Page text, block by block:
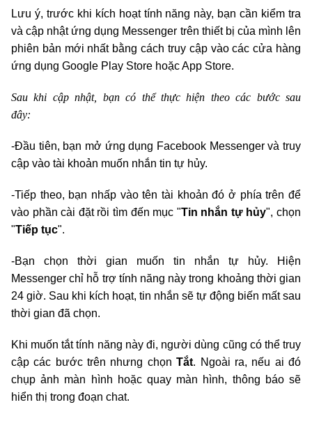
Lưu ý, trước khi kích hoạt tính năng này, bạn cần kiểm tra
và cập nhật ứng dụng Messenger trên thiết bị của mình lên
phiên bản mới nhất bằng cách truy cập vào các cửa hàng
ứng dụng Google Play Store hoặc App Store.
Sau khi cập nhật, bạn có thể thực hiện theo các bước sau
đây:
-Đầu tiên, bạn mở ứng dụng Facebook Messenger và truy
cập vào tài khoản muốn nhắn tin tự hủy.
-Tiếp theo, bạn nhấp vào tên tài khoản đó ở phía trên để
vào phần cài đặt rồi tìm đến mục "Tin nhắn tự hủy", chọn
"Tiếp tục".
-Bạn chọn thời gian muốn tin nhắn tự hủy. Hiện
Messenger chỉ hỗ trợ tính năng này trong khoảng thời gian
24 giờ. Sau khi kích hoạt, tin nhắn sẽ tự động biến mất sau
thời gian đã chọn.
Khi muốn tắt tính năng này đi, người dùng cũng có thể truy
cập các bước trên nhưng chọnTắt. Ngoài ra, nếu ai đó
chụp ảnh màn hình hoặc quay màn hình, thông báo sẽ
hiển thị trong đoạn chat.